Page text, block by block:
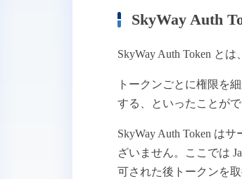
SkyWay Auth
SkyWay Auth Token と
トークンごとに権限を
する、といったことがで
SkyWay Auth Token は
ざいません。ここでは
可された後トークンを